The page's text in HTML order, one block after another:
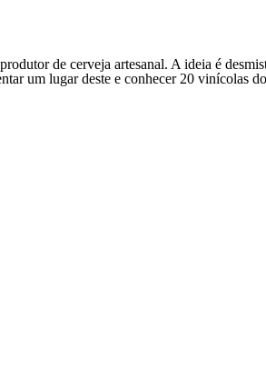
de cerveja artesanal. A ideia é
um lugar deste e conhecer 20 vinícolas